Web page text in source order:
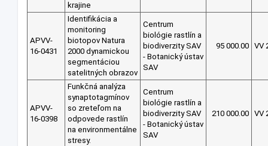
krajine
APVV-
16-0431
Identifikácia a
monitoring
biotopov Natura
2000 dynamickou
segmentáciou
satelitných obrazov
Centrum
biológie rastlín a
biodiverzity SAV
- Botanický ústav
SAV
95 000.00 VV
APVV-
16-0398
Funkčná analýza
synaptotagmínov
so zreteľom na
odpovede rastlín
na environmentálne
stresy.
Centrum
biológie rastlín a
biodiverzity SAV
- Botanický ústav
SAV
210 000.00 VV